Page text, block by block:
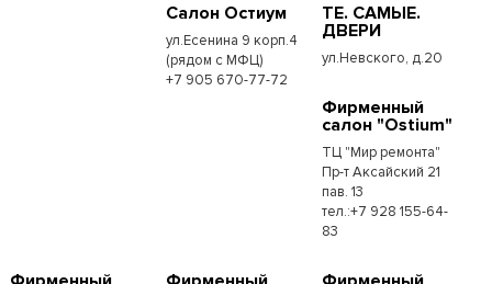
Салон Остиум
ул.Есенина 9 корп.4
(рядом с МФЦ)
+7 905 670-77-72
ТЕ. САМЫЕ.
ДВЕРИ
ул.Невского, д.20
Фирменный
салон "Ostium"
ТЦ "Мир ремонта"
Пр-т Аксайский 21
пав. 13
тел.:+7 928 155-64-
83